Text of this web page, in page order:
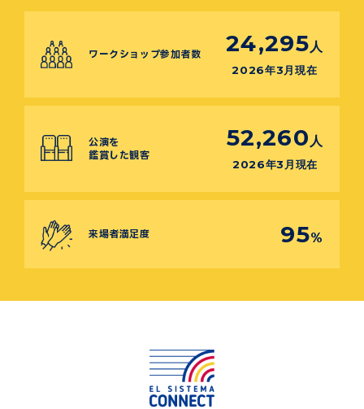
ワークショップ参加者数 24,295 人
2026年3月現在
公演を
鑑賞した観客
52,260 人
2026年3月現在
来場者満足度 95%